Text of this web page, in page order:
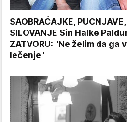
SAOBRAĆAJKE,
SILOVANJE Sin Halke
ZATVORU: "Ne želim da ga
lečenje"